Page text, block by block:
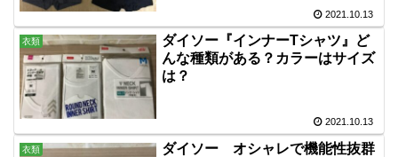
2021.10.13
衣類
ダイソー『インナーTシャツ』ど
んな種類がある？カラーはサイズ
は？
2021.10.13
衣類
ダイソー オシャレで機能性抜群